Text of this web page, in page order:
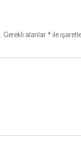
Gerekli alanlar* ile